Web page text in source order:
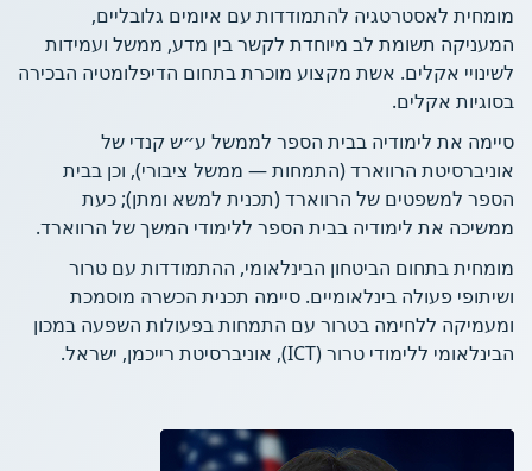
מומחית לאסטרטגיה להתמודדות עם איומים גלובליים,
המעניקה תשומת לב מיוחדת לקשר בין מדע, ממשל ועמידות
לשינויי אקלים. אשת מקצוע מוכרת בתחום הדיפלומטיה הבכירה
בסוגיות אקלים.
סיימה את לימודיה בבית הספר לממשל ע״ש קנדי של
אוניברסיטת הרווארד (התמחות — ממשל ציבורי), וכן בבית
הספר למשפטים של הרווארד (תכנית למשא ומתן); כעת
ממשיכה את לימודיה בבית הספר ללימודי המשך של הרווארד.
מומחית בתחום הביטחון הבינלאומי, ההתמודדות עם טרור
ושיתופי פעולה בינלאומיים. סיימה תכנית הכשרה מוסמכת
ומעמיקה ללחימה בטרור עם התמחות בפעולות השפעה במכון
הבינלאומי ללימודי טרור (ICT), אוניברסיטת רייכמן, ישראל.